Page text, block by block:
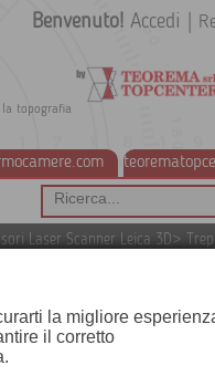
topografia
Benvenuto! Accedi
Laser Scanner Leica 3D>
la migliore
il corretto